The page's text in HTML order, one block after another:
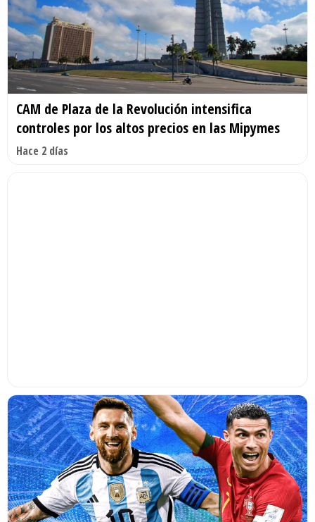
CAM de Plaza de la Revolución intensifica
controles por los altos precios en las Mipymes
Hace 2 días